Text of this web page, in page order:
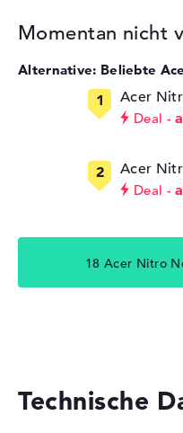
Momentan nicht
Alternative: Beliebte
Acer
Deal
Acer
Deal
18 Acer Nitro
Technische